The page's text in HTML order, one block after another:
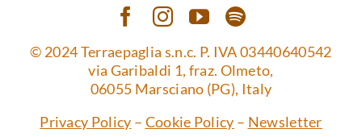
© 2024 Terraepaglia s.n.c. P. IVA 03440640542
via Garibaldi 1, fraz. Olmeto,
06055 Marsciano (PG), Italy
Privacy Policy – Cookie Policy – Newsletter